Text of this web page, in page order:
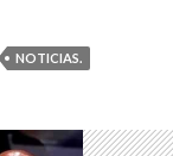
NOTICIAS.